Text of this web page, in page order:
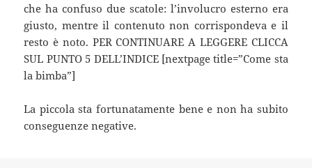
che ha confuso due scatole: l’involucro esterno era
giusto, mentre il contenuto non corrispondeva e il
resto è noto. PER CONTINUARE A LEGGERE CLICCA
SUL PUNTO 5 DELL’INDICE [nextpage title=”Come sta
la bimba”]
La piccola sta fortunatamente bene e non ha subito
conseguenze negative.